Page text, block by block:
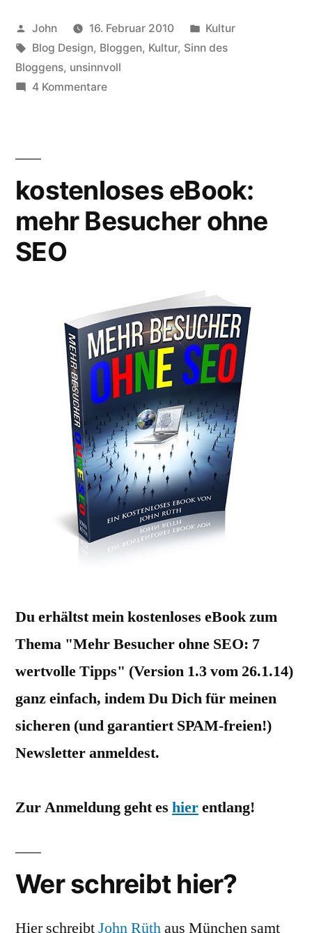
[1]“Veröffentlicht
von
John 16. Februar 2010
Veröffentlicht
in
Kultur
Schlagwörter:
Blog Design, Bloggen, Kultur, Sinn des
Bloggens, unsinnvoll
4 Kommentarezu
kostenloses eBook:
mehr Besucher ohne
SEO
Du erhältst mein kostenloses eBook zum
Thema "Mehr Besucher ohne SEO: 7
wertvolle Tipps" (Version 1.3 vom 26.1.14)
ganz einfach, indem Du Dich für meinen
sicheren (und garantiert SPAM-freien!)
Newsletter anmeldest.
Zur Anmeldung geht es hierentlang!
Wer schreibt hier?
Hier schreibtJohn Rüthaus München samt